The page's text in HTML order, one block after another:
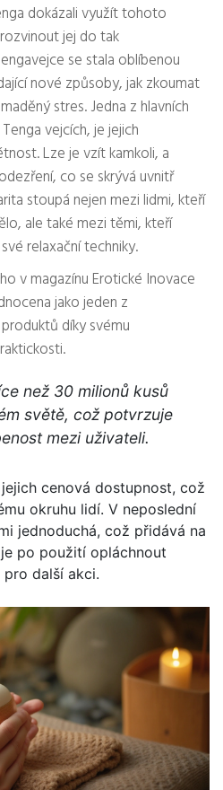
dokázali využít tohoto
jej do tak
se stala oblíbenou
nové způsoby, jak zkoumat
stres. Jedna z hlavních
vejcích, je jejich
Lze je vzít kamkoli, a
co se skrývá uvnitř
stoupá nejen mezi lidmi, kteří
ale také mezi těmi, kteří
relaxační techniky.
v magazínu Erotické Inovace
jako jeden z
díky svému
než 30 milionů kusů
světě, což potvrzuje
mezi uživateli.
cenová dostupnost, což
okruhu lidí. V neposlední
jednoduchá, což přidává na
po použití opláchnout
další akci.